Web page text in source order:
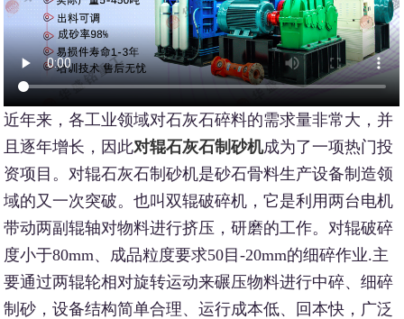
近年来，各工业领域对石灰石碎料的需求量非常大，并
且逐年增长，因此对辊石灰石制砂机成为了一项热门投
资项目。对辊石灰石制砂机是砂石骨料生产设备制造领
域的又一次突破。也叫双辊破碎机，它是利用两台电机
带动两副辊轴对物料进行挤压，研磨的工作。对辊破碎
度小于80mm、成品粒度要求50目-20mm的细碎作业.主
要通过两辊轮相对旋转运动来碾压物料进行中碎、细碎
制砂，设备结构简单合理、运行成本低、回本快，广泛